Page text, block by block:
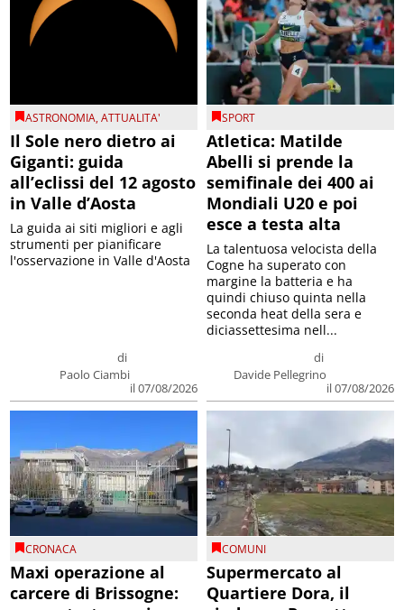
ASTRONOMIA,ATTUALITA'
Il Sole nero dietro ai
Giganti: guida
all’eclissi del 12 agosto
in Valle d’Aosta
di
Paolo Ciambi
il 07/08/2026
La guida ai siti migliori e agli
strumenti per pianificare
l'osservazione in Valle d'Aosta
SPORT
Atletica: Matilde
Abelli si prende la
semifinale dei 400 ai
Mondiali U20 e poi
esce a testa alta
di
Davide Pellegrino
il 07/08/2026
La talentuosa velocista della
Cogne ha superato con
margine la batteria e ha
quindi chiuso quinta nella
seconda heat della sera e
diciassettesima nell...
CRONACA
Maxi operazione al
carcere di Brissogne:
COMUNI
Supermercato al
Quartiere Dora, il